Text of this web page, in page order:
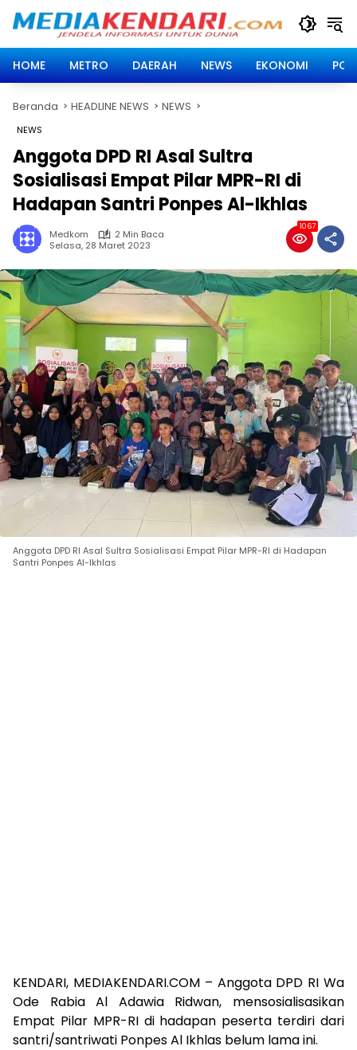
HOME
METRO DAERAH NEWS EKONOMI
Beranda HEADLINE NEWS NEWS
NEWS
Anggota DPD RI Asal Sultra
Sosialisasi Empat Pilar MPR-RI di
Hadapan Santri Ponpes Al-Ikhlas
Medkom
2 Min Baca
Selasa, 28 Maret 2023
1067
Anggota DPD RI Asal Sultra Sosialisasi Empat Pilar MPR-RI di Hadapan
Santri Ponpes Al-Ikhlas
KENDARI, MEDIAKENDARI.COM – Anggota DPD RI Wa
Ode Rabia Al Adawia Ridwan, mensosialisasikan
Empat Pilar MPR-RI di hadapan peserta terdiri dari
santri/santriwati Ponpes Al Ikhlas belum lama ini.